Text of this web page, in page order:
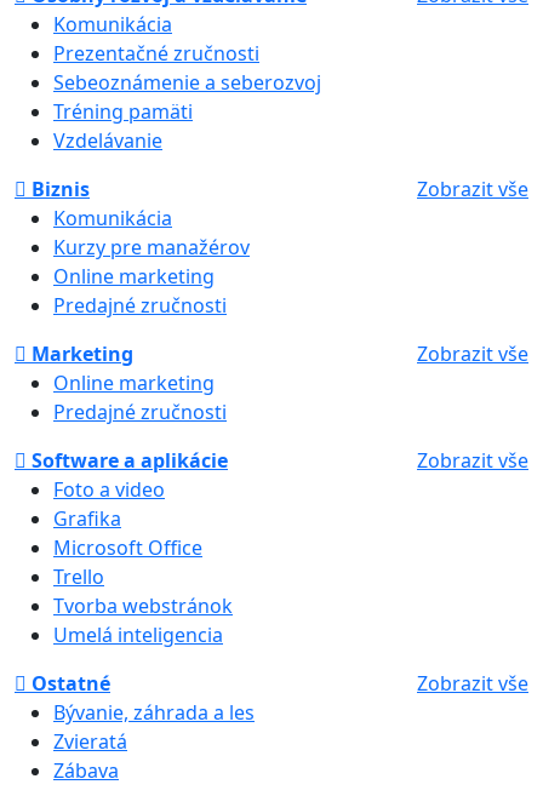
Komunikácia
Prezentačné zručnosti
Sebeoznámenie a seberozvoj
Tréning pamäti
Vzdelávanie
Biznis
Zobrazit vše
Komunikácia
Kurzy pre manažérov
Online marketing
Predajné zručnosti
Marketing
Zobrazit vše
Online marketing
Predajné zručnosti
Software a aplikácie
Zobrazit vše
Foto a video
Grafika
Microsoft Office
Trello
Tvorba webstránok
Umelá inteligencia
Ostatné
Zobrazit vše
Bývanie, záhrada a les
Zvieratá
Zábava